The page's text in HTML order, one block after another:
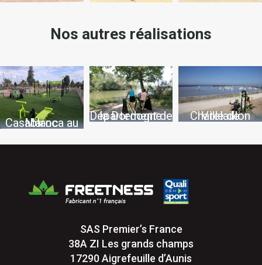
Nos autres réalisations
Casablanca au Maroc Département de la Dordogne Ville de Chatelaillon
SAS Premier’s France
38A ZI Les grands champs
17290 Aigrefeuille d’Aunis